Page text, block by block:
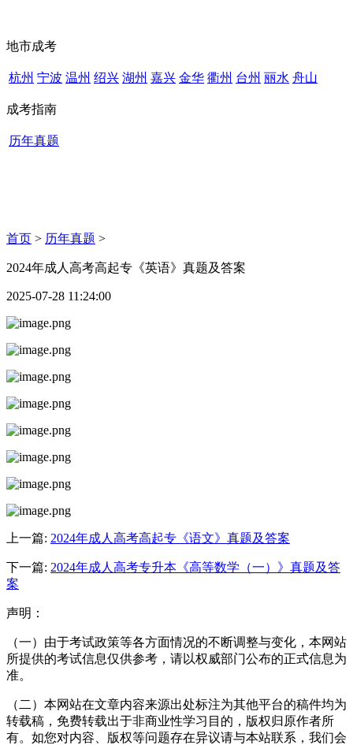
地市成考
杭州 宁波 温州 绍兴 湖州 嘉兴 金华 衢州 台州 丽水 舟山
成考指南
历年真题
首页 > 历年真题 >
2024年成人高考高起专《英语》真题及答案
2025-07-28 11:24:00
上一篇: 2024年成人高考高起专《语文》真题及答案
下一篇: 2024年成人高考专升本《高等数学（一）》真题及答
案
声明：
（一）由于考试政策等各方面情况的不断调整与变化，本网站
所提供的考试信息仅供参考，请以权威部门公布的正式信息为
准。
（二）本网站在文章内容来源出处标注为其他平台的稿件均为
转载稿，免费转载出于非商业性学习目的，版权归原作者所
有。如您对内容、版权等问题存在异议请与本站联系，我们会